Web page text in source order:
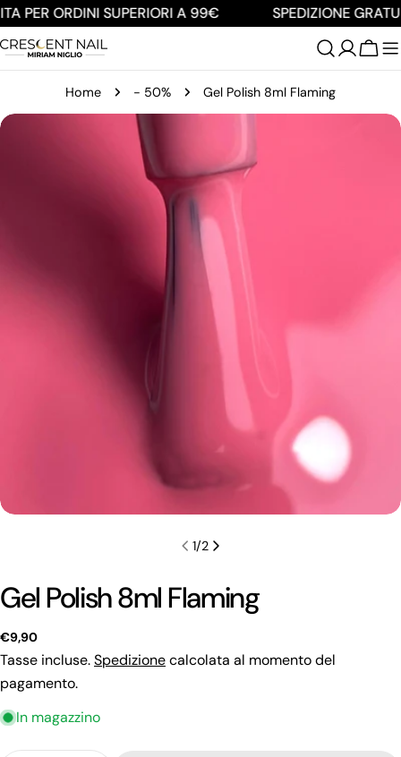
Salta
contenuto
PER ORDINI SUPERIORI A 99€ SPEDIZIONE
Home - 50% Gel Polish 8ml Flaming
Passa
supporto 0 in modalità modale
1/2
Gel Polish 8ml Flaming
Prezzo
regolare
€9,90
Tasse incluse.Spedizionecalcolata al momento del
pagamento.
In magazzino